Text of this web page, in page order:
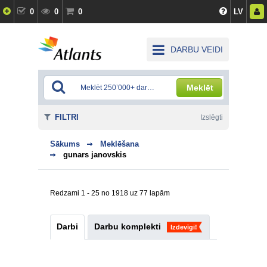
0 0 0 LV
DARBU VEIDI
Meklēt
Sākums
Meklēšana
gunars janovskis
Redzami 1 - 25 no 1918 uz 77 lapām
Darbi Darbu komplekti Izdevīgi!
FILTRI Izslēgti